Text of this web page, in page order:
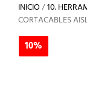
INICIO/10.
CORTACABLES
10%
10%